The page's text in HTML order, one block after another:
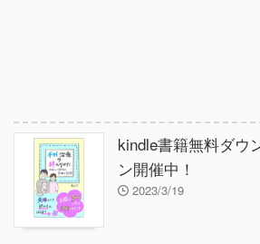
kindle書籍無料ダウ
ン開催中！
2023/3/19